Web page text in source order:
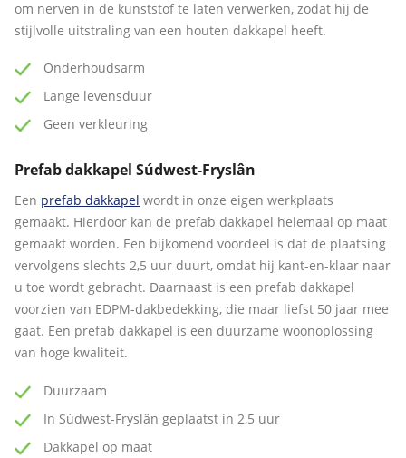
om nerven in de kunststof te laten verwerken, zodat hij de
stijlvolle uitstraling van een houten dakkapel heeft.
Onderhoudsarm
Lange levensduur
Geen verkleuring
Prefab dakkapel Súdwest-Fryslân
Een prefab dakkapel wordt in onze eigen werkplaats
gemaakt. Hierdoor kan de prefab dakkapel helemaal op maat
gemaakt worden. Een bijkomend voordeel is dat de plaatsing
vervolgens slechts 2,5 uur duurt, omdat hij kant-en-klaar naar
u toe wordt gebracht. Daarnaast is een prefab dakkapel
voorzien van EDPM-dakbedekking, die maar liefst 50 jaar mee
gaat. Een prefab dakkapel is een duurzame woonoplossing
van hoge kwaliteit.
Duurzaam
In Súdwest-Fryslân geplaatst in 2,5 uur
Dakkapel op maat